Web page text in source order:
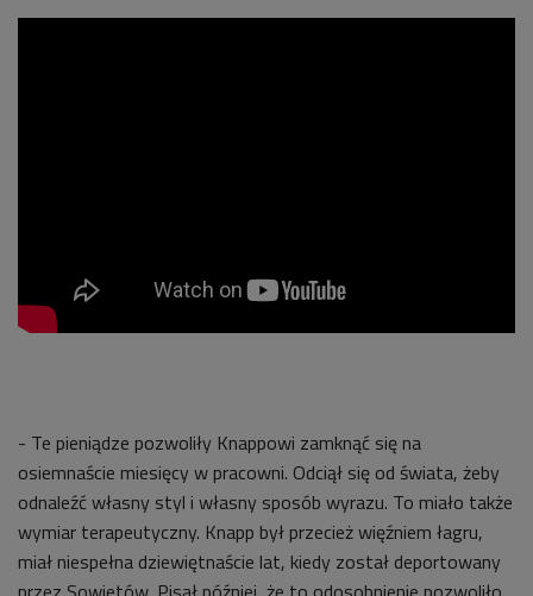
- Te pieniądze pozwoliły Knappowi zamknąć się na
osiemnaście miesięcy w pracowni. Odciął się od świata, żeby
odnaleźć własny styl i własny sposób wyrazu. To miało także
wymiar terapeutyczny. Knapp był przecież więźniem łagru,
miał niespełna dziewiętnaście lat, kiedy został deportowany